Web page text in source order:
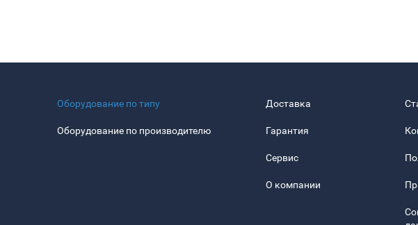
Оборудование по типу
Оборудование по производителю
Доставка
Гарантия
Сервис
О компании